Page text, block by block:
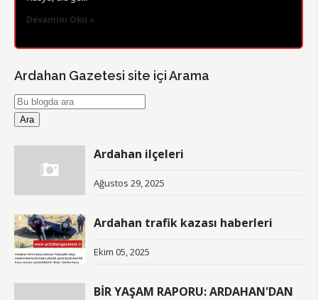
Devamını Oku »
Ardahan Gazetesi site içi Arama
Ardahan ilçeleri
Ağustos 29, 2025
Ardahan trafik kazası haberleri
Ekim 05, 2025
BİR YAŞAM RAPORU: ARDAHAN'DAN